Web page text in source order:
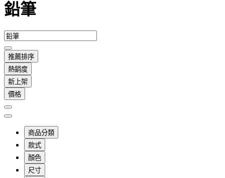
鉛筆
推薦排序
熱銷度
新上架
價格
商品分類
款式
顏色
尺寸